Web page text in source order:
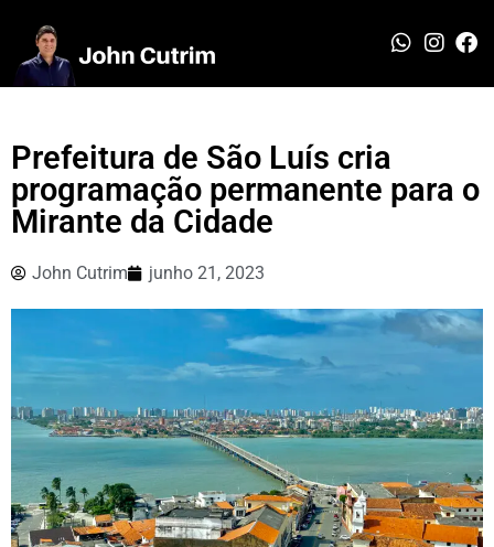
Prefeitura de São Luís cria
programação permanente para o
Mirante da Cidade
John Cutrim junho 21, 2023